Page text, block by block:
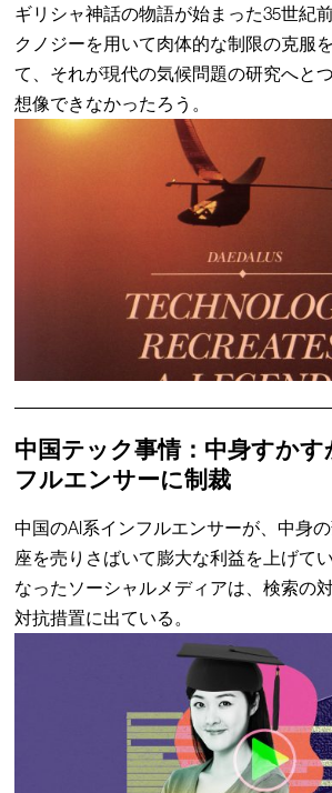
ギリシャ神話の物語が始まった35世紀
クノジーを用いて肉体的な制限の克服
て、それが現代の気候問題の研究へと
想像できなかったろう。
中国テック事情：中身すかす
フルエンサーに制裁
中国のAI系インフルエンサーが、中身
座を売りさばいて膨大な利益を上げて
なったソーシャルメディアは、検索の
対抗措置に出ている。